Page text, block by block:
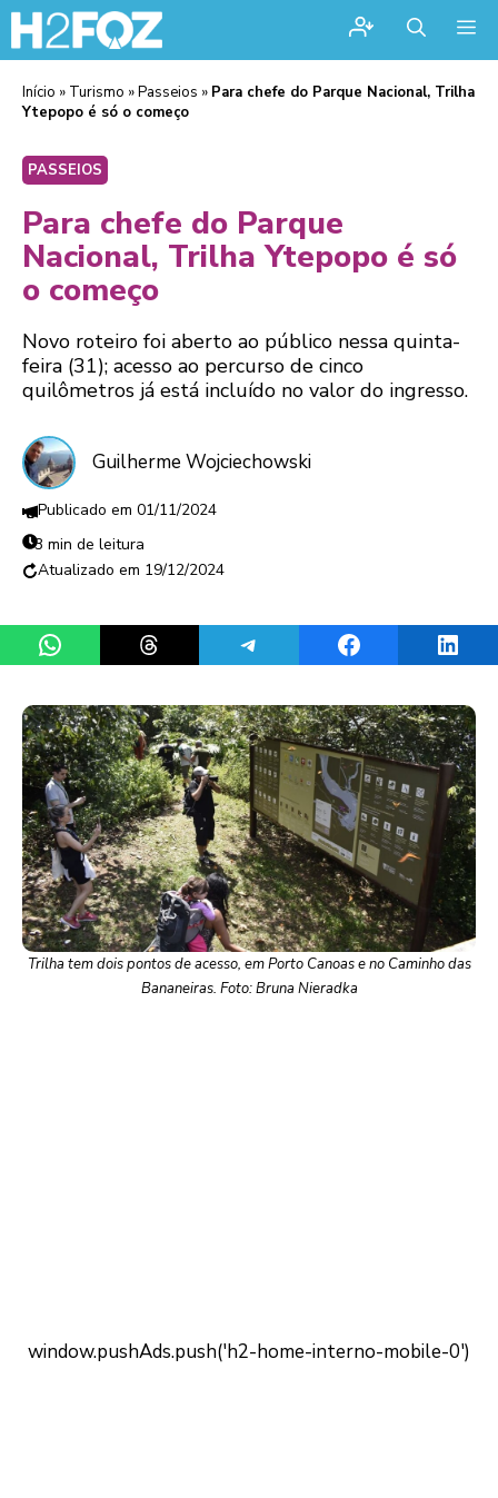
Início » Turismo »Passeios » Para chefe do Parque Nacional, Trilha
Ytepopo é só o começo
PASSEIOS
Para chefe do Parque
Nacional, Trilha Ytepopo é só
o começo
Novo roteiro foi aberto ao público nessa quinta-
feira (31); acesso ao percurso de cinco
quilômetros já está incluído no valor do ingresso.
Guilherme Wojciechowski
01/11/2024
3 min de leitura
19/12/2024
Share on WhatsAppShare on ThreadsShare on TelegramShare on Facebook
Trilha tem dois pontos de acesso, em Porto Canoas e no Caminho das
Bananeiras. Foto: Bruna Nieradka